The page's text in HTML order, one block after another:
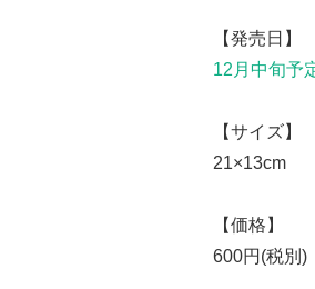
【発売日】
12月中旬予
【サイズ】
21×13cm
【価格】
600円(税別)